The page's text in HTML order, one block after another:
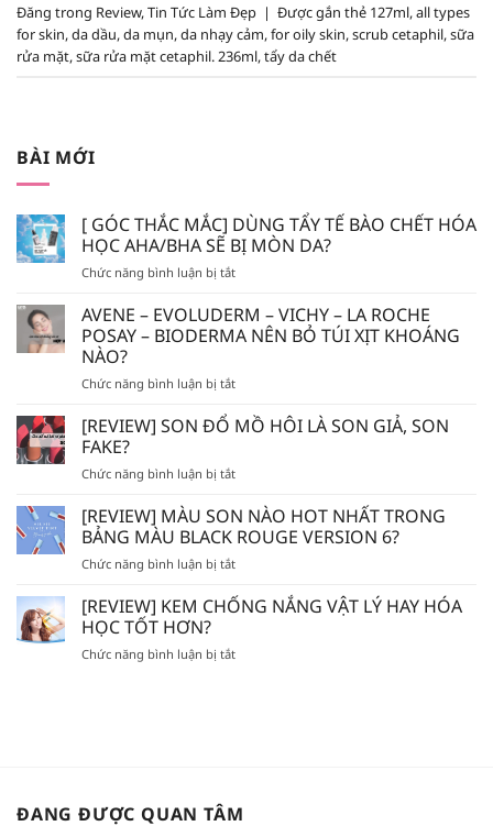
Đăng trong Review,Tin Tức Làm Đẹp | Được gắn thẻ 127ml,all types
for skin,da dầu,da mụn,da nhạy cảm,for oily skin,scrub cetaphil,sữa
rửa mặt,sữa rửa mặt cetaphil. 236ml,tẩy da chết
BÀI MỚI
[ GÓC THẮC MẮC] DÙNG TẨY TẾ BÀO CHẾT HÓA
HỌC AHA/BHA SẼ BỊ MÒN DA?
Chức năng bình luận bị tắtở
GÓC
THẮC
MẮC]
TẨY
BÀO
HỌC
SẼ
BỊ
DA?
AVENE – EVOLUDERM – VICHY – LA ROCHE
POSAY – BIODERMA NÊN BỎ TÚI XỊT KHOÁNG
NÀO?
Chức năng bình luận bị tắtở
–
EVOLUDERM
VICHY
LA
ROCHE
–
NÊN
XỊT
[REVIEW] SON ĐỔ MỒ HÔI LÀ SON GIẢ, SON
FAKE?
Chức năng bình luận bị tắtở
SON
ĐỔ
MỒ
HÔI
SON
FAKE?
[REVIEW] MÀU SON NÀO HOT NHẤT TRONG
BẢNG MÀU BLACK ROUGE VERSION 6?
Chức năng bình luận bị tắtở
MÀU
HOT
6?
[REVIEW] KEM CHỐNG NẮNG VẬT LÝ HAY HÓA
HỌC TỐT HƠN?
Chức năng bình luận bị tắtở
HỌC
ĐANG ĐƯỢC QUAN TÂM